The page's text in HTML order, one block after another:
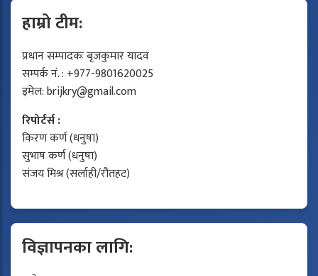
हाम्रो टीम:
प्रधान सम्पादकः बृजकुमार यादव
सम्पर्क नं. : +977-9801620025
इमेल:brijkry@gmail.com
रिपोर्टर्स :
किरण कर्ण (धनुषा)
सुभाष कर्ण (धनुषा)
संजय मिश्र (सर्लाही/रौतहट)
विज्ञापनका लागि: